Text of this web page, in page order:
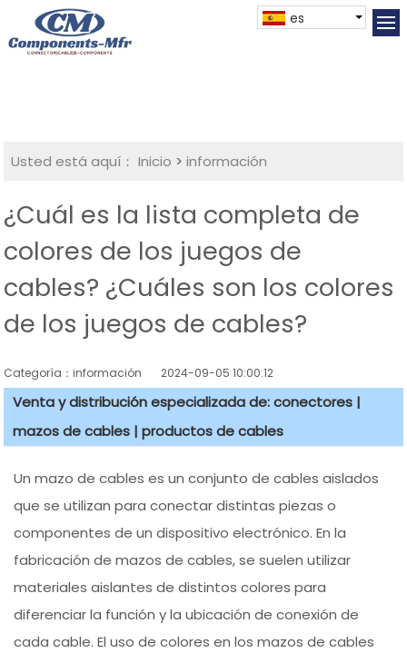
es
Usted está aquí： Inicio >información
¿Cuál es la lista completa de
colores de los juegos de
cables? ¿Cuáles son los colores
de los juegos de cables?
Categoría：información 2024-09-05 10:00:12
Venta y distribución especializada de: conectores |
mazos de cables | productos de cables
Un mazo de cables es un conjunto de cables aislados
que se utilizan para conectar distintas piezas o
componentes de un dispositivo electrónico. En la
fabricación de mazos de cables, se suelen utilizar
materiales aislantes de distintos colores para
diferenciar la función y la ubicación de conexión de
cada cable. El uso de colores en los mazos de cables